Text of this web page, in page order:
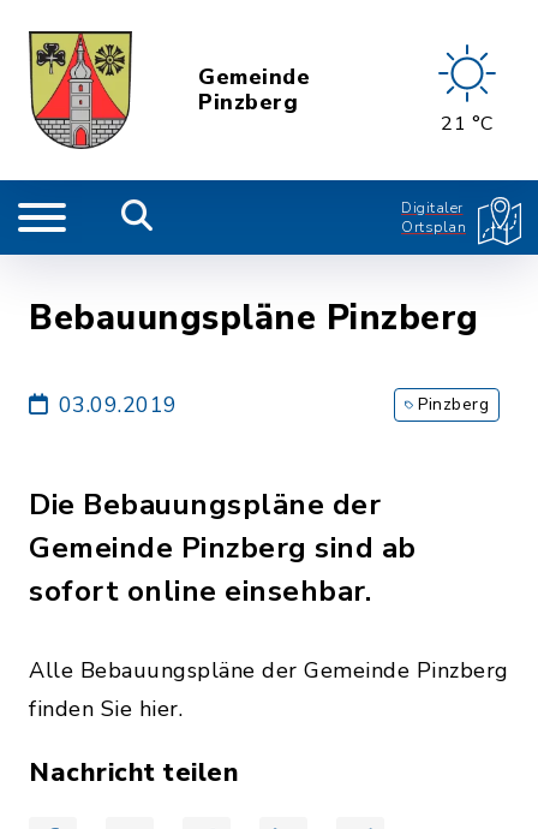
Gemeinde
Pinzberg
21 °C
Digitaler
Ortsplan
Bebauungspläne Pinzberg
03.09.2019 Pinzberg
Die Bebauungspläne der
Gemeinde Pinzberg sind ab
sofort online einsehbar.
Alle Bebauungspläne der Gemeinde Pinzberg
finden Sie hier.
Nachricht teilen